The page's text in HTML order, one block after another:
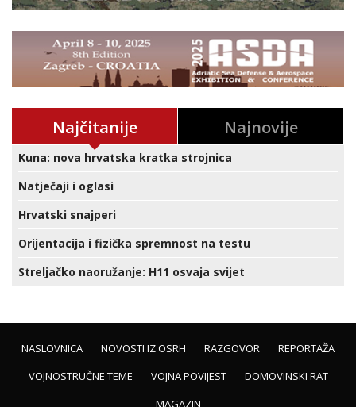
Najčitanije Najnovije
Kuna: nova hrvatska kratka strojnica
Natječaji i oglasi
Hrvatski snajperi
Orijentacija i fizička spremnost na testu
Streljačko naoružanje: H11 osvaja svijet
NASLOVNICA NOVOSTI IZ OSRH RAZGOVOR
REPORTAŽA
VOJNOSTRUČNE TEME
VOJNA POVIJEST
DOMOVINSKI RAT
MAGAZIN